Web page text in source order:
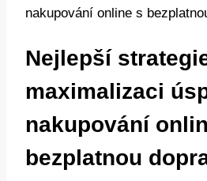
Nejlepší
maximalizaci
nakupování
bezplatnou